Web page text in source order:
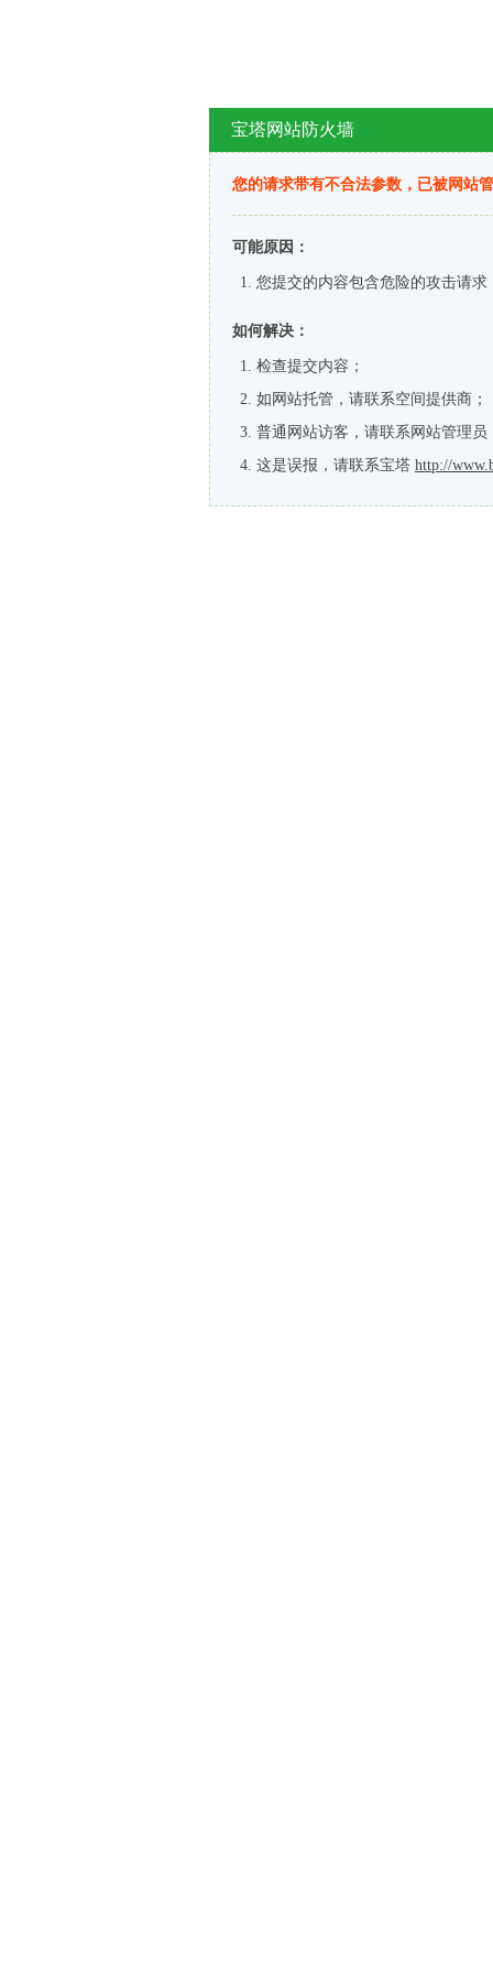
宝塔网站防火墙
您的请求带有不合法参数，已被网站
可能原因：
您提交的内容包含危险的攻击请求
如何解决：
检查提交内容；
如网站托管，请联系空间提供商；
普通网站访客，请联系网站管理员
这是误报，请联系宝塔 http://